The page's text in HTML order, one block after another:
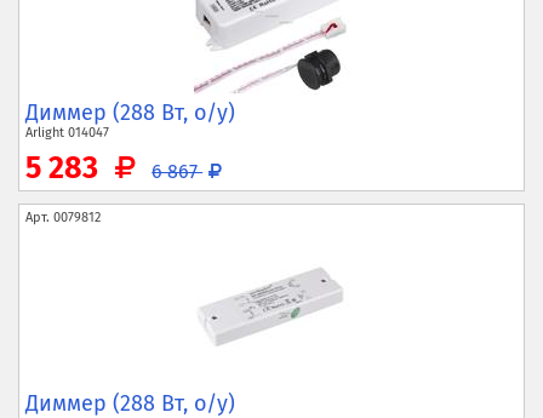
Диммер (288 Вт, о/у)
Arlight 014047
5 283 6 867
Арт. 0079812
Диммер (288 Вт, о/у)